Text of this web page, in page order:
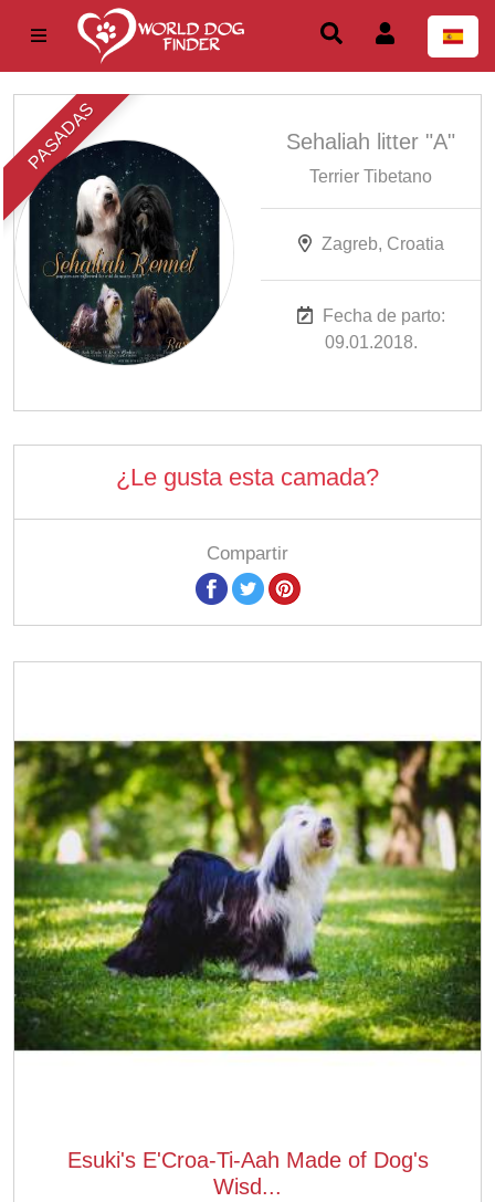
PASADAS Sehaliah litter "A"
Terrier Tibetano
Zagreb, Croatia
Fecha de parto:
09.01.2018.
¿Le gusta esta camada?
Compartir
Esuki's E'Croa-Ti-Aah Made of Dog's
Wisd...